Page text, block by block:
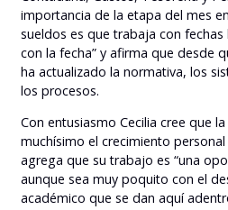
importancia de la etapa del mes
sueldos es que trabaja con
con la fecha” y afirma que desde
ha actualizado la normativa, los
los procesos.
Con entusiasmo Cecilia cree que
muchísimo el crecimiento
agrega que su trabajo es “una
aunque sea muy poquito con el
académico que se dan aquí